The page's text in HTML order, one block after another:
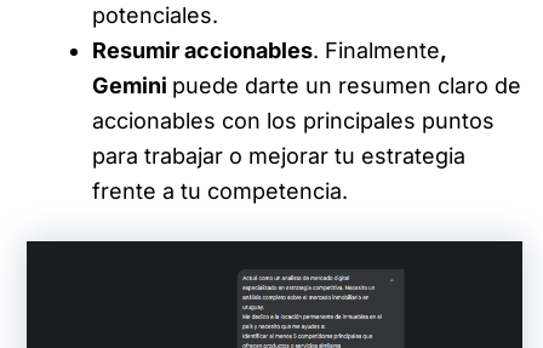
potenciales.
Resumir accionables. Finalmente,
Gemini puede darte un resumen claro de
accionables con los principales puntos
para trabajar o mejorar tu estrategia
frente a tu competencia.